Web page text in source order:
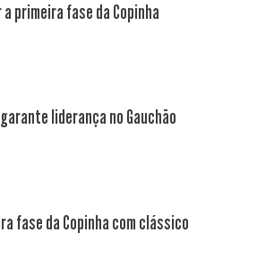
primeira fase da Copinha
liderança no Gauchão
fase da Copinha com clássico